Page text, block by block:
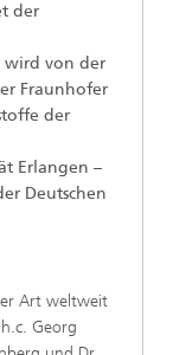
der
wird von der
Fraunhofer
der
Erlangen –
Deutschen
Art weltweit
Georg